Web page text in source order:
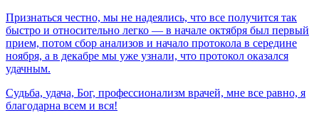
Признаться честно, мы не надеялись, что все получится так
быстро и относительно легко — в начале октября был первый
прием, потом сбор анализов и начало протокола в середине
ноября, а в декабре мы уже узнали, что протокол оказался
удачным.
Судьба, удача, Бог, профессионализм врачей, мне все равно, я
благодарна всем и вся!